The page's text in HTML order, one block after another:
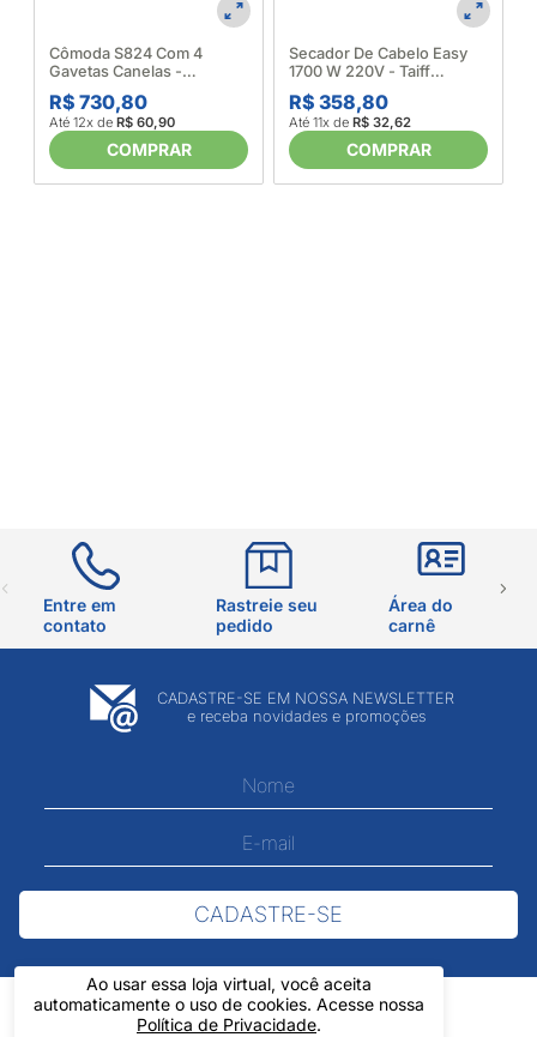
Cômoda S824 Com 4
Gavetas Canelas -
Kappesberg 681779
R$ 730,80
Até 12x de R$ 60,90
COMPRAR
Secador De Cabelo Easy
1700 W 220V - Taiff
683325
R$ 358,80
Até 11x de R$ 32,62
COMPRAR
Ao usar essa loja virtual, você aceita
automaticamente o uso de cookies. Acesse nossa
Política de Privacidade.
Entre em
contato
Rastreie seu
pedido
Área do
carnê
CADASTRE-SE EM NOSSA NEWSLETTER
e receba novidades e promoções
CADASTRE-SE